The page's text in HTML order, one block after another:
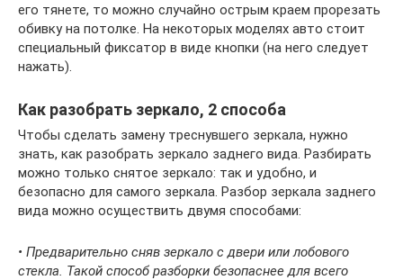
его тянете, то можно случайно острым краем прорезать
обивку на потолке. На некоторых моделях авто стоит
специальный фиксатор в виде кнопки (на него следует
нажать).
Как разобрать зеркало, 2 способа
Чтобы сделать замену треснувшего зеркала, нужно
знать, как разобрать зеркало заднего вида. Разбирать
можно только снятое зеркало: так и удобно, и
безопасно для самого зеркала. Разбор зеркала заднего
вида можно осуществить двумя способами:
• Предварительно сняв зеркало с двери или лобового
стекла. Такой способ разборки безопаснее для всего